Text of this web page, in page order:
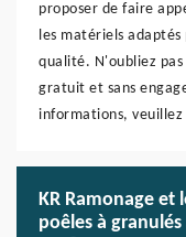
proposer de faire
les matériels
qualité. N'oubliez
gratuit et sans
informations,
KR Ramonage et
poêles à